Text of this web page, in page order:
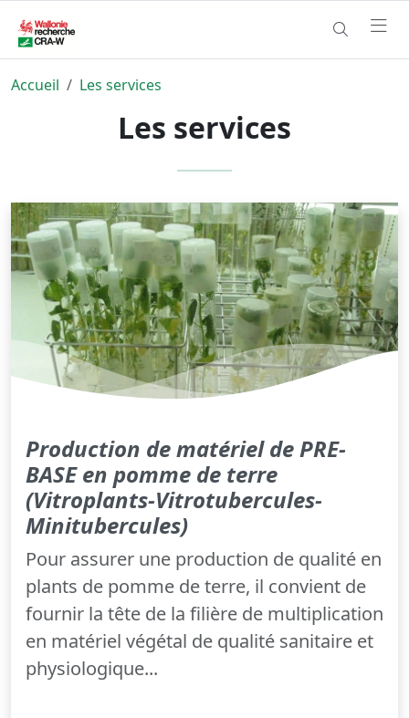
Accueil Les services
Les services
Production de matériel de PRE-
BASE en pomme de terre
(Vitroplants-Vitrotubercules-
Minitubercules)
Pour assurer une production de qualité en
plants de pomme de terre, il convient de
fournir la tête de la filière de multiplication
en matériel végétal de qualité sanitaire et
physiologique...